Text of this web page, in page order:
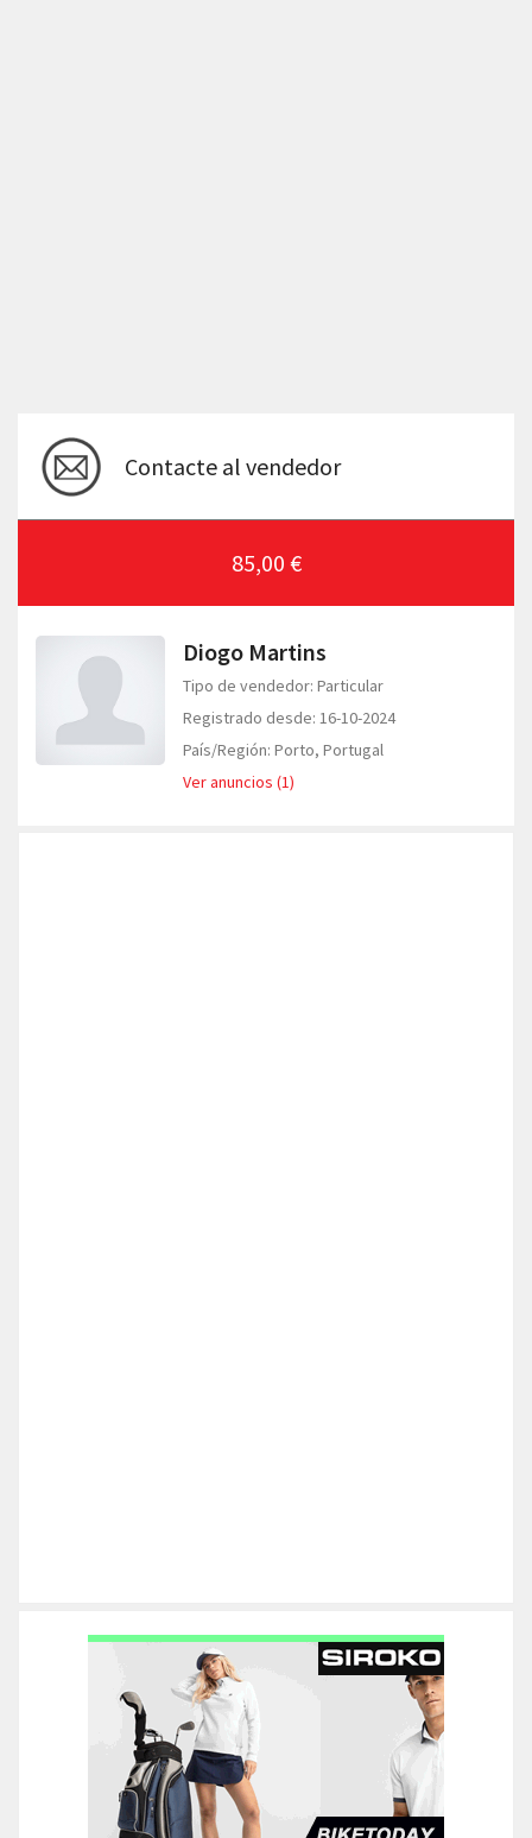
Contacte al vendedor
85,00 €
Diogo Martins
Tipo de vendedor: Particular
Registrado desde: 16-10-2024
País/Región: Porto, Portugal
Ver anuncios (1)